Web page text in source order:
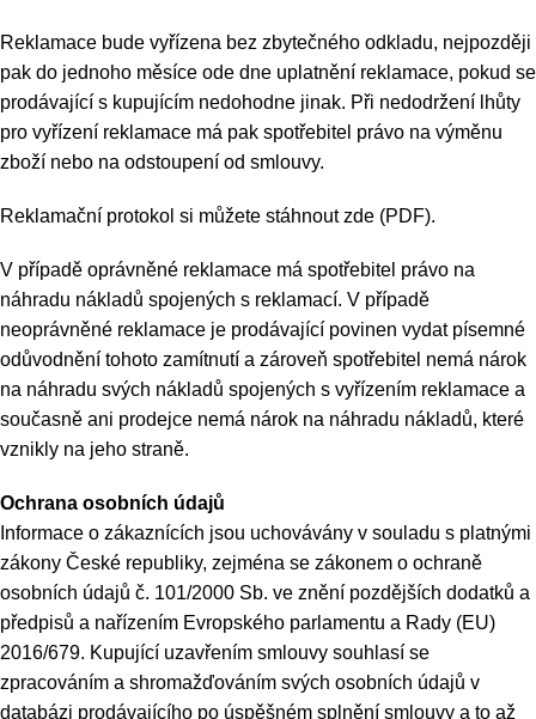
Reklamace bude vyřízena bez zbytečného odkladu, nejpozději
pak do jednoho měsíce ode dne uplatnění reklamace, pokud se
prodávající s kupujícím nedohodne jinak. Při nedodržení lhůty
pro vyřízení reklamace má pak spotřebitel právo na výměnu
zboží nebo na odstoupení od smlouvy.
Reklamační protokol si můžete stáhnoutzde (PDF).
V případě oprávněné reklamace má spotřebitel právo na
náhradu nákladů spojených s reklamací. V případě
neoprávněné reklamace je prodávající povinen vydat písemné
odůvodnění tohoto zamítnutí a zároveň spotřebitel nemá nárok
na náhradu svých nákladů spojených s vyřízením reklamace a
současně ani prodejce nemá nárok na náhradu nákladů, které
vznikly na jeho straně.
Ochrana osobních údajů
Informace o zákaznících jsou uchovávány v souladu s platnými
zákony České republiky, zejména se zákonem o ochraně
osobních údajů č. 101/2000 Sb. ve znění pozdějších dodatků a
předpisů a nařízením Evropského parlamentu a Rady (EU)
2016/679. Kupující uzavřením smlouvy souhlasí se
zpracováním a shromažďováním svých osobních údajů v
databázi prodávajícího po úspěšném splnění smlouvy a to až